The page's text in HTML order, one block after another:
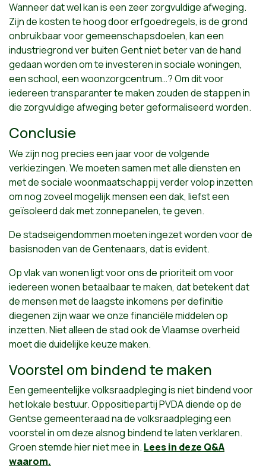
Wanneer dat wel kan is een zeer zorgvuldige afweging.
Zijn de kosten te hoog door erfgoedregels, is de grond
onbruikbaar voor gemeenschapsdoelen, kan een
industriegrond ver buiten Gent niet beter van de hand
gedaan worden om te investeren in sociale woningen,
een school, een woonzorgcentrum…? Om dit voor
iedereen transparanter te maken zouden de stappen in
die zorgvuldige afweging beter geformaliseerd worden.
Conclusie
We zijn nog precies een jaar voor de volgende
verkiezingen. We moeten samen met alle diensten en
met de sociale woonmaatschappij verder volop inzetten
om nog zoveel mogelijk mensen een dak, liefst een
geïsoleerd dak met zonnepanelen, te geven.
De stadseigendommen moeten ingezet worden voor de
basisnoden van de Gentenaars, dat is evident.
Op vlak van wonen ligt voor ons de prioriteit om voor
iedereen wonen betaalbaar te maken, dat betekent dat
de mensen met de laagste inkomens per definitie
diegenen zijn waar we onze financiële middelen op
inzetten. Niet alleen de stad ook de Vlaamse overheid
moet die duidelijke keuze maken.
Voorstel om bindend te maken
Een gemeentelijke volksraadpleging is niet bindend voor
het lokale bestuur. Oppositiepartij PVDA diende op de
Gentse gemeenteraad na de volksraadpleging een
voorstel in om deze alsnog bindend te laten verklaren.
Groen stemde hier niet mee in. Lees in deze Q&A
waarom.